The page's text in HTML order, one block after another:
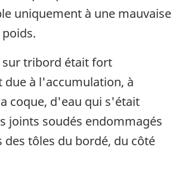
uniquement à une mauvaise
sur tribord était fort
due à l'accumulation, à
coque, d'eau qui s'était
joints soudés endommagés
des tôles du bordé, du côté